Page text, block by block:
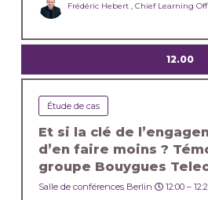
Frédéric Hebert , Chief Learning
12.00
Étude de cas
Et si la clé de
d’en faire moins ?
groupe Bouygues
Salle de conférences Berlin 12:00 –